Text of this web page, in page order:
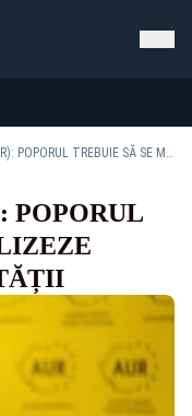
MARIUS LULEA (AUR): POPORUL TREBUIE SĂ SE MOBILIZEZE ÎMPOTRIVA AUSTERITĂȚII
POPORUL